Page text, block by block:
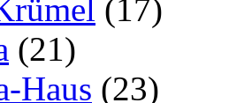
(17)
(21)
Haus (23)